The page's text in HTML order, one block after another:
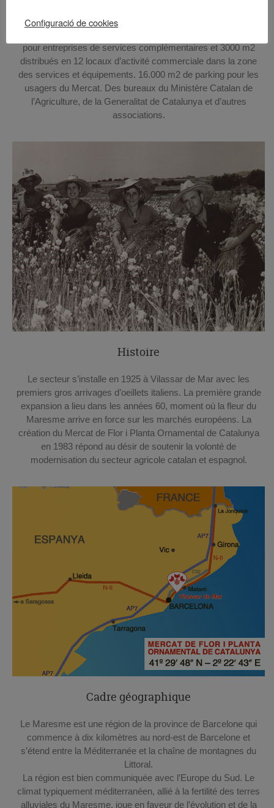
m2 pour les entreprises du secteur de production et
pour entreprises de services complémentaires et 3000 m2
distribués en 12 locaux d’activité commerciale dans la zone
des services et équipements. 16.000 m2 de parking pour les
usagers du Mercat. Des bureaux du Ministère Catalan de
l’Agriculture, de la Generalitat de Catalunya et d’autres
associations.
Histoire
Le secteur s’installe en 1925 à Vilassar de Mar avec les
premiers gros arrivages d’oeillets italiens. La première grande
expansion a lieu dans les années 60, moment où la fleur du
Maresme arrive en force sur les marchés européens. La
création du Mercat de Flor i Planta Ornamental de Catalunya
en 1983 répond au désir de soutenir la volonté de
modernisation du secteur agricole catalan et espagnol.
Cadre géographique
Le Maresme est une région de la province de Barcelone qui
commence à dix kilomètres au nord-est de Barcelone et
s’étend entre la Méditerranée et la chaîne de montagnes du
Littoral.
La région est bien communiquée avec l’Europe du Sud. Le
climat typiquement méditerranéen, allié à la fertilité des terres
alluviales du Maresme, joue en faveur de l’évolution et de la
Configuració de cookies